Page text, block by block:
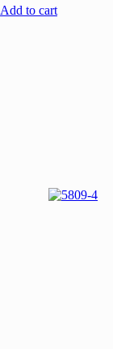
Add to cart